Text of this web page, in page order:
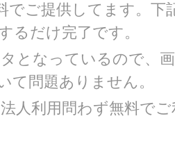
でご提供してます。下
るだけ完了です。
となっているので、
て問題ありません。
人利用問わず無料で